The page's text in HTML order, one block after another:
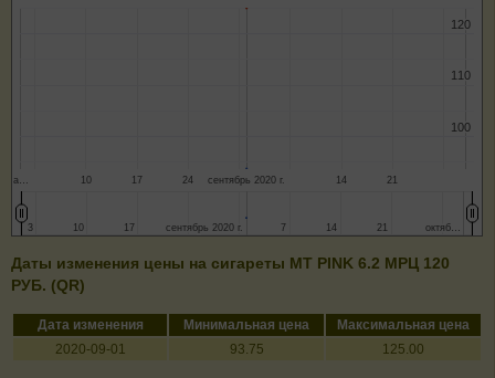
а… сентябрь 2020 г.
10 17 24 14 21
100
100
110
110
120
120
сентябрь 2020 г.
сентябрь 2020 г. октяб…
октяб…
33 10
10 17
17 77 14
14 21
21
Даты изменения цены на сигареты MT PINK 6.2 МРЦ 120
РУБ. (QR)
Дата изменения Минимальная цена
Максимальная цена
2020-09-01
93.75 125.00